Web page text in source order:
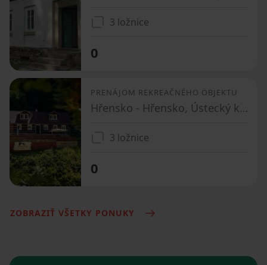
3 ložnice
0
PRENÁJOM REKREAČNÉHO OBJEKTU
Hřensko - Hřensko, Ústecký kraj
3 ložnice
0
ZOBRAZIŤ VŠETKY PONUKY